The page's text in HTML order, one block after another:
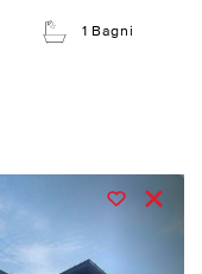
1 Bagni